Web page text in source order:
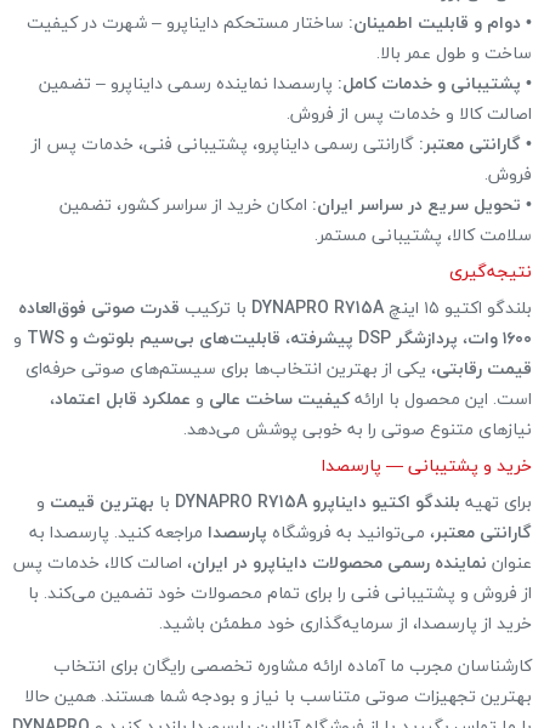
• دوام و قابلیت اطمینان: ساختار مستحکم دایناپرو – شهرت در کیفیت
ساخت و طول عمر بالا.
• پشتیبانی و خدمات کامل: پارسصدا نماینده رسمی دایناپرو – تضمین
اصالت کالا و خدمات پس از فروش.
•گارانتی معتبر: گارانتی رسمی دایناپرو، پشتیبانی فنی، خدمات پس از
فروش.
• تحویل سریع در سراسر ایران: امکان خرید از سراسر کشور، تضمین
سلامت کالا، پشتیبانی مستمر.
نتیجه‌گیری
بلندگو اکتیو ۱۵ اینچ
DYNAPRO R715A با ترکیب قدرت صوتی فوق‌العاده
۱۶۰۰ وات
، پردازشگر DSP پیشرفته ، قابلیت‌های بی‌سیم بلوتوث و TWS
و
قیمت رقابتی، یکی از بهترین انتخاب‌ها برای سیستم‌های صوتی حرفه‌ای
است. این محصول با ارائهکیفیت ساخت عالی و عملکرد قابل اعتماد،
نیازهای متنوع صوتی را به خوبی پوشش می‌دهد.
خرید و پشتیبانی — پارسصدا
برای تهیه بلندگو اکتیو دایناپرو DYNAPRO R715A با بهترین قیمت و
گارانتی معتبر، می‌توانید به فروشگاه پارسصدا مراجعه کنید. پارسصدا به
عنوان نماینده رسمی محصولات دایناپرو در ایران، اصالت کالا، خدمات پس
از فروش و پشتیبانی فنی را برای تمام محصولات خود تضمین می‌کند. با
خرید از پارسصدا، از سرمایه‌گذاری خود مطمئن باشید.
کارشناسان مجرب ما آماده ارائه مشاوره تخصصی رایگان برای انتخاب
بهترین تجهیزات صوتی متناسب با نیاز و بودجه شما هستند. همین حالا